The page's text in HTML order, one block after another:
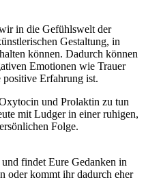
in die Gefühlswelt der
Gestaltung, in
können. Dadurch können
Emotionen wie Trauer
Erfahrung ist.
und Prolaktin zu tun
mit Ludger in einer ruhigen,
Folge.
findet Eure Gedanken in
oder kommt ihr dadurch eher